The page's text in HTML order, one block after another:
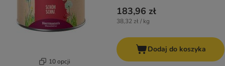
10 opcji
183,96 zł
38,32 zł / kg
Dodaj do koszyka